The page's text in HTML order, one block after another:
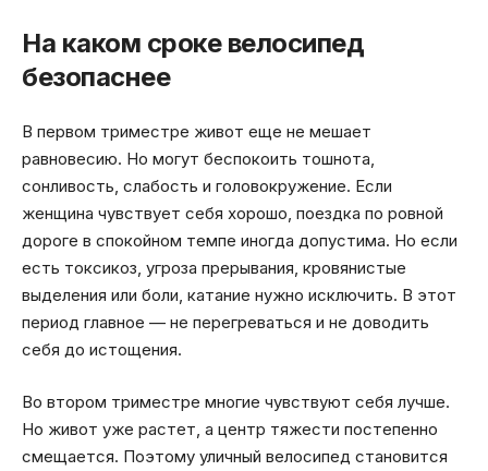
На каком сроке велосипед
безопаснее
В первом триместре живот еще не мешает
равновесию. Но могут беспокоить тошнота,
сонливость, слабость и головокружение. Если
женщина чувствует себя хорошо, поездка по ровной
дороге в спокойном темпе иногда допустима. Но если
есть токсикоз, угроза прерывания, кровянистые
выделения или боли, катание нужно исключить. В этот
период главное — не перегреваться и не доводить
себя до истощения.
Во втором триместре многие чувствуют себя лучше.
Но живот уже растет, а центр тяжести постепенно
смещается. Поэтому уличный велосипед становится